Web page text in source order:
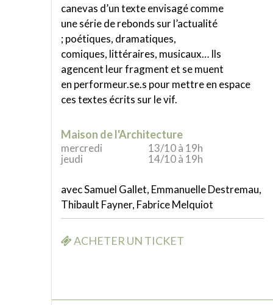
canevas d’un texte envisagé comme
une série de rebonds sur l’actualité
; poétiques, dramatiques,
comiques, littéraires, musicaux… Ils
agencent leur fragment et se muent
en performeur.se.s pour mettre en espace
ces textes écrits sur le vif.
Maison de l'Architecture
mercredi
13/10 à 19h
jeudi
14/10 à 19h
avec Samuel Gallet, Emmanuelle Destremau,
Thibault Fayner, Fabrice Melquiot
ACHETER UN TICKET